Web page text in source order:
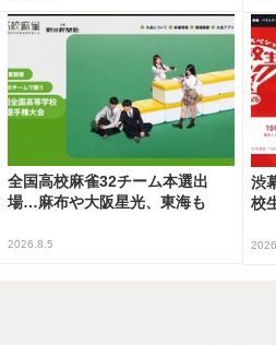
全国高校麻雀32チーム本選出
場…麻布や大阪星光、東海も
2026.8.5
渋
校